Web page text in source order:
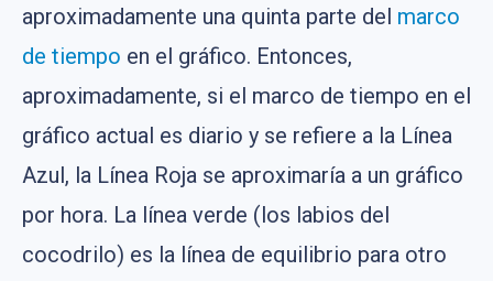
aproximadamente una quinta parte del marco
de tiempo en el gráfico. Entonces,
aproximadamente, si el marco de tiempo en el
gráfico actual es diario y se refiere a la Línea
Azul, la Línea Roja se aproximaría a un gráfico
por hora. La línea verde (los labios del
cocodrilo) es la línea de equilibrio para otro